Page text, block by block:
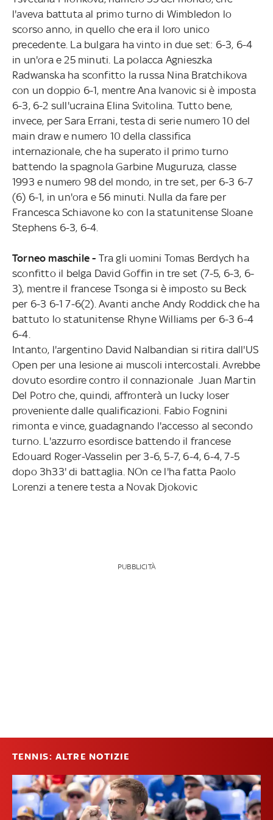
l'aveva battuta al primo turno di Wimbledon lo
scorso anno, in quello che era il loro unico
precedente. La bulgara ha vinto in due set: 6-3, 6-4
in un'ora e 25 minuti. La polacca Agnieszka
Radwanska ha sconfitto la russa Nina Bratchikova
con un doppio 6-1, mentre Ana Ivanovic si è imposta
6-3, 6-2 sull'ucraina Elina Svitolina. Tutto bene,
invece, per Sara Errani, testa di serie numero 10 del
main draw e numero 10 della classifica
internazionale, che ha superato il primo turno
battendo la spagnola Garbine Muguruza, classe
1993 e numero 98 del mondo, in tre set, per 6-3 6-7
(6) 6-1, in un'ora e 56 minuti. Nulla da fare per
Francesca Schiavone ko con la statunitense Sloane
Stephens 6-3, 6-4.
Torneo maschile - Tra gli uomini Tomas Berdych ha
sconfitto il belga David Goffin in tre set (7-5, 6-3, 6-
3), mentre il francese Tsonga si è imposto su Beck
per 6-3 6-1 7-6(2). Avanti anche Andy Roddick che ha
battuto lo statunitense Rhyne Williams per 6-3 6-4
6-4.
Intanto, l'argentino David Nalbandian si ritira dall'US
Open per una lesione ai muscoli intercostali. Avrebbe
dovuto esordire contro il connazionale Juan Martin
Del Potro che, quindi, affronterà un lucky loser
proveniente dalle qualificazioni. Fabio Fognini
rimonta e vince, guadagnando l'accesso al secondo
turno. L'azzurro esordisce battendo il francese
Edouard Roger-Vasselin per 3-6, 5-7, 6-4, 6-4, 7-5
dopo 3h33' di battaglia. NOn ce l'ha fatta Paolo
Lorenzi a tenere testa a Novak Djokovic
PUBBLICITÀ
TENNIS: ALTRE NOTIZIE